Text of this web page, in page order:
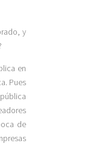
y
en
Pues
de